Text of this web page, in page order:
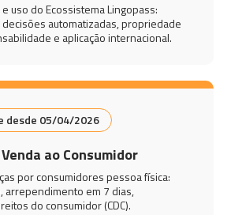
uso do Ecossistema Lingopass:
decisões automatizadas, propriedade
e aplicação internacional.
desde 05/04/2026
ao Consumidor
por consumidores pessoa física:
arrependimento em 7 dias,
do consumidor (CDC).